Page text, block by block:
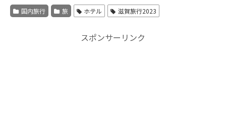
国内旅行 旅 ホテル 滋賀旅行2023
スポンサーリンク